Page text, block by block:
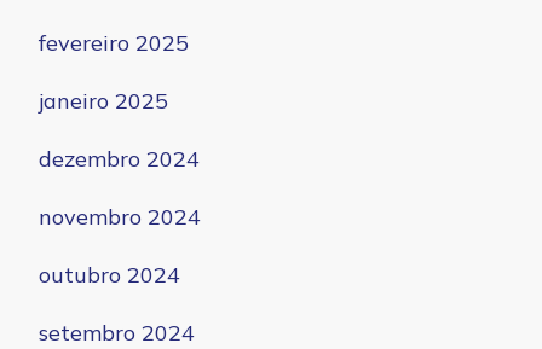
fevereiro 2025
janeiro 2025
dezembro 2024
novembro 2024
outubro 2024
setembro 2024